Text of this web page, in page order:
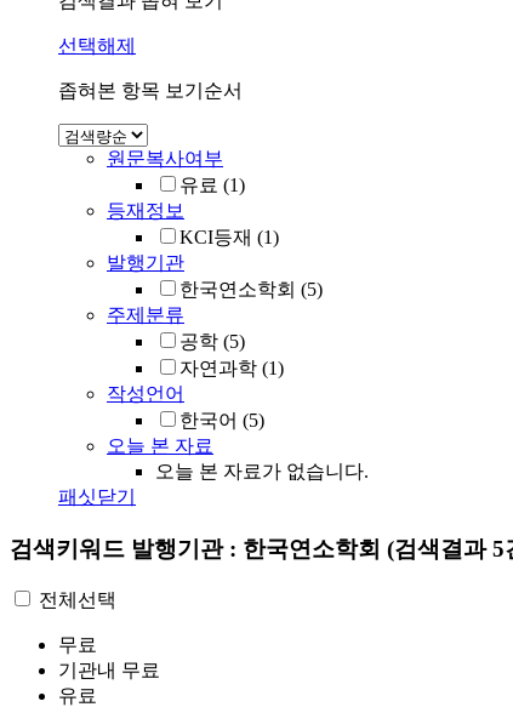
선택해제
좁혀본 항목 보기순서
원문복사여부
유료 (1)
등재정보
KCI등재 (1)
발행기관
한국연소학회 (5)
주제분류
공학 (5)
자연과학 (1)
작성언어
한국어 (5)
오늘 본 자료
오늘 본 자료가 없습니다.
패싯닫기
검색키워드 발행기관 : 한국연소학회 (검색결과 5
전체선택
무료
기관내 무료
유료